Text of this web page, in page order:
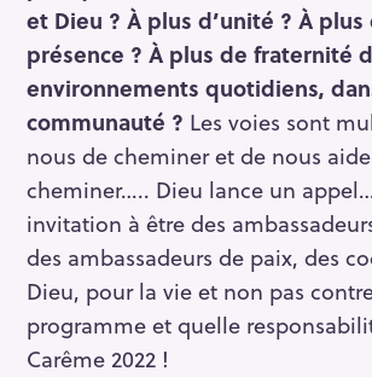
et Dieu ? À plus d’unité ? À plus
présence ? À plus de fraternité
environnements quotidiens,
communauté ? Les voies sont
nous de cheminer et de nous
cheminer….. Dieu lance un
invitation à être des
des ambassadeurs de paix, des
Dieu, pour la vie et non pas
programme et quelle
Carême 2022 !